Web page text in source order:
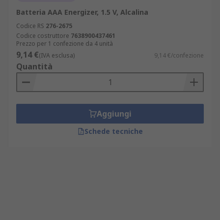
Batteria AAA Energizer, 1.5 V, Alcalina
Codice RS 276-2675
Codice costruttore 7638900437461
Prezzo per 1 confezione da 4 unità
9,14 €(IVA esclusa) 9,14 €/confezione
Quantità
Aggiungi
Schede tecniche